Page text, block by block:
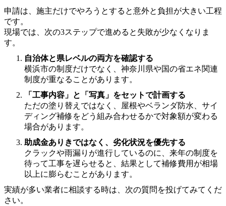
申請は、施主だけでやろうとすると意外と負担が大きい工程
です。
現場では、次の3ステップで進めると失敗が少なくなりま
す。
自治体と県レベルの両方を確認する
横浜市の制度だけでなく、神奈川県や国の省エネ関連
制度が重なることがあります。
「工事内容」と「写真」をセットで計画する
ただの塗り替えではなく、屋根やベランダ防水、サイ
ディング補修をどう組み合わせるかで対象額が変わる
場合があります。
助成金ありきではなく、劣化状況を優先する
クラックや雨漏りが進行しているのに、来年の制度を
待って工事を遅らせると、結果として補修費用が相場
以上に膨らむことがあります。
実績が多い業者に相談する時は、次の質問を投げてみてくだ
さい。